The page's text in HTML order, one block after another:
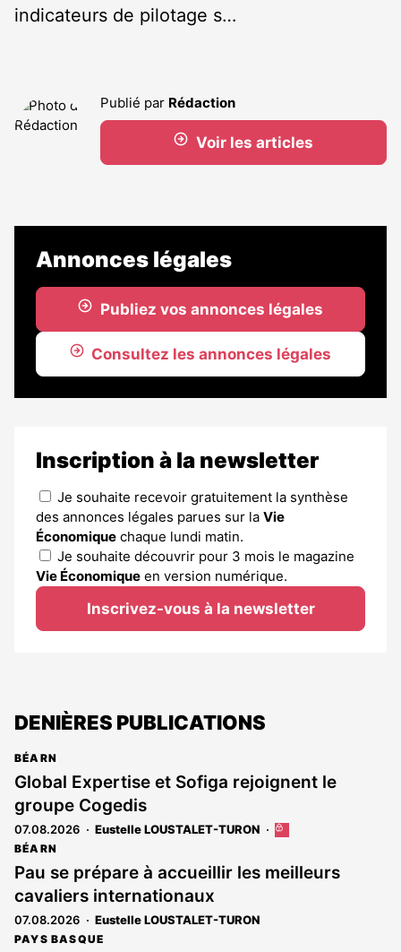
indicateurs de pilotage s…
Publié par Rédaction
Voir les articles
Annonces légales
Publiez vos annonces légales
Consultez les annonces légales
Inscription à la newsletter
Je souhaite recevoir gratuitement la synthèse
des annonces légales parues sur la Vie
Économique chaque lundi matin.
Je souhaite découvrir pour 3 mois le magazine
Vie Économique en version numérique.
Inscrivez-vous à la newsletter
DENIÈRES PUBLICATIONS
BÉARN
Global Expertise et Sofiga rejoignent le
groupe Cogedis
07.08.2026 Eustelle LOUSTALET-TURON
Cet
est
réservé
BÉARN
Pau se prépare à accueillir les meilleurs
cavaliers internationaux
07.08.2026 Eustelle LOUSTALET-TURON
PAYS BASQUE